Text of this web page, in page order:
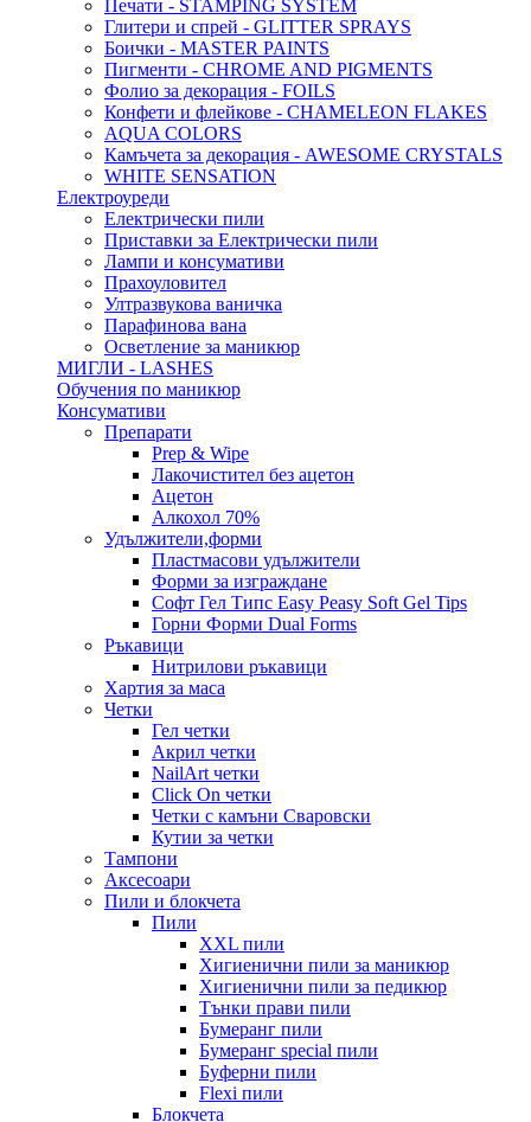
Печати - STAMPING SYSTEM
Глитери и спрей - GLITTER SPRAYS
Боички - MASTER PAINTS
Пигменти - CHROME AND PIGMENTS
Фолио за декорация - FOILS
Конфети и флейкове - CHAMELEON FLAKES
AQUA COLORS
Камъчета за декорация - AWESOME CRYSTALS
WHITE SENSATION
Електроуреди
Електрически пили
Приставки за Електрически пили
Лампи и консумативи
Прахоуловител
Ултразвукова ваничка
Парафинова вана
Осветление за маникюр
МИГЛИ - LASHES
Обучения по маникюр
Консумативи
Препарати
Prep & Wipe
Лакочистител без ацетон
Ацетон
Алкохол 70%
Удължители,форми
Пластмасови удължители
Форми за изграждане
Софт Гел Типс Easy Peasy Soft Gel Tips
Горни Форми Dual Forms
Ръкавици
Нитрилови ръкавици
Хартия за маса
Четки
Гел четки
Акрил четки
NailArt четки
Click On четки
Четки с камъни Сваровски
Кутии за четки
Тампони
Аксесоари
Пили и блокчета
Пили
XXL пили
Хигиенични пили за маникюр
Хигиенични пили за педикюр
Тънки прави пили
Бумеранг пили
Бумеранг special пили
Буферни пили
Flexi пили
Блокчета